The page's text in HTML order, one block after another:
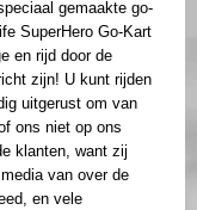
gemaakte go-
SuperHero Go-Kart
en rijd door de
zijn! U kunt rijden
uitgerust om van
ons niet op ons
klanten, want zij
van over de
en vele